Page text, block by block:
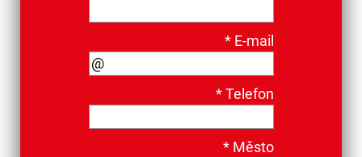
*E-mail
*Telefon
*Město